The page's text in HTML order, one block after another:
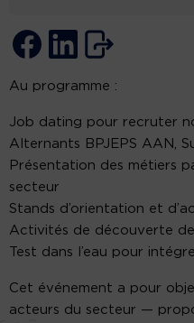
Au programme :
Job dating pour recruter
Alternants BPJEPS AAN,
Présentation des métiers
secteur
Stands d’orientation et
Activités de découverte
Test dans l’eau pour
Cet événement a pour
acteurs du secteur —